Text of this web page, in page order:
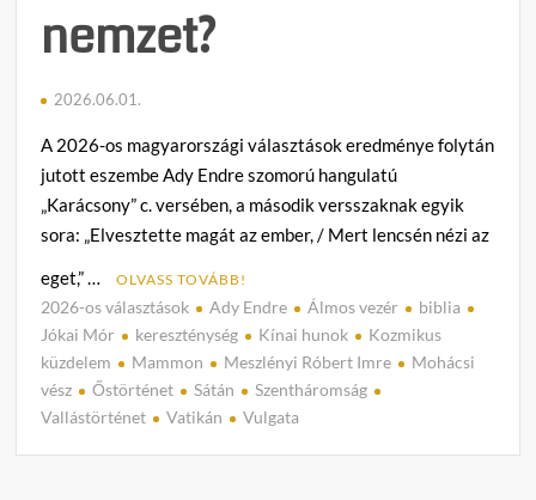
nemzet?
2026.06.01.
A 2026-os magyarországi választások eredménye folytán
jutott eszembe Ady Endre szomorú hangulatú
„Karácsony” c. versében, a második versszaknak egyik
sora: „Elvesztette magát az ember, / Mert lencsén nézi az
eget,” …
OLVASS TOVÁBB!
2026-os választások Ady Endre Álmos vezér
biblia
Jókai Mór
kereszténység Kínai hunok
Kozmikus
küzdelem
Mammon Meszlényi Róbert Imre
Mohácsi
vész
Őstörténet Sátán
Szentháromság
Vallástörténet
Vatikán Vulgata